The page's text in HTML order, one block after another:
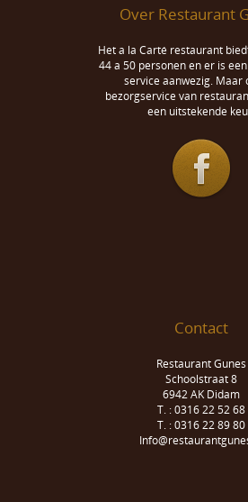
Over Restaurant
Het a la Carté restaurant
44 a 50 personen en er is
service aanwezig. Maar
bezorgservice van
een uitstekende
Contact
Restaurant Gunes
Schoolstraat 8
6942 AK Didam
T. : 0316 22 52 68
T. : 0316 22 89 80